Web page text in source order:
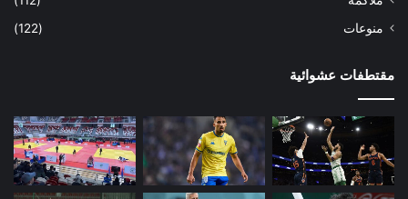
منوعات
(122)
مقتطفات عشوائية